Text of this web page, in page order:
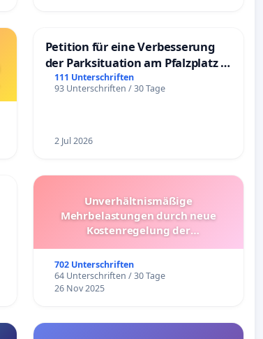
Petition für eine Verbesserung
der Parksituation am Pfalzplatz in
Mannheim
111 Unterschriften
93 Unterschriften / 30 Tage
2 Jul 2026
Unverhältnismäßige
Mehrbelastungen durch neue
Kostenregelung der
Überprüfung und Alternativen
702 Unterschriften
64 Unterschriften / 30 Tage
26 Nov 2025